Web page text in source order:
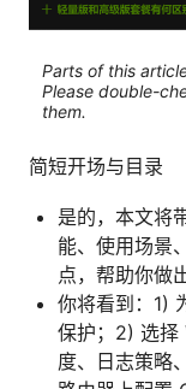
Parts of this
Please double-
them.
简短开场与目录
是的，本文将
能、使用场景
点，帮助你做
你将看到：1)
保护；2) 选择
度、日志策略